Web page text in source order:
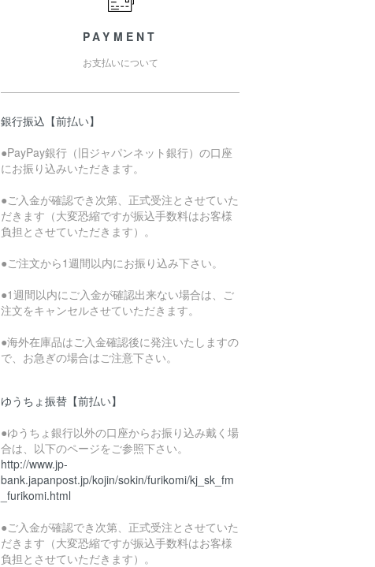
PAYMENT
お支払いについて
銀行振込【前払い】
●PayPay銀行（旧ジャパンネット銀行）の口座
にお振り込みいただきます。
●ご入金が確認でき次第、正式受注とさせていた
だきます（大変恐縮ですが振込手数料はお客様
負担とさせていただきます）。
●ご注文から1週間以内にお振り込み下さい。
●1週間以内にご入金が確認出来ない場合は、ご
注文をキャンセルさせていただきます。
●海外在庫品はご入金確認後に発注いたしますの
で、お急ぎの場合はご注意下さい。
ゆうちょ振替【前払い】
●ゆうちょ銀行以外の口座からお振り込み戴く場
合は、以下のページをご参照下さい。
http://www.jp-
bank.japanpost.jp/kojin/sokin/furikomi/kj_sk_fm
_furikomi.html
●ご入金が確認でき次第、正式受注とさせていた
だきます（大変恐縮ですが振込手数料はお客様
負担とさせていただきます）。